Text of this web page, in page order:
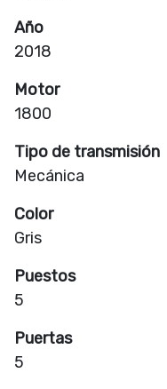
Año
2018
Motor
1800
Tipo de transmisión
Mecánica
Color
Gris
Puestos
5
Puertas
5